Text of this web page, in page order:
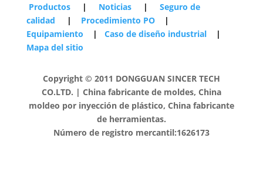
Productos
| Noticias| Seguro de
calidad
| Procedimiento PO|
Equipamiento
| Caso de diseño industrial
|
Mapa del sitio
Copyright © 2011 DONGGUAN SINCER TECH
CO.LTD. | China fabricante de moldes, China
moldeo por inyección de plástico, China fabricante
de herramientas.
Número de registro mercantil:1626173